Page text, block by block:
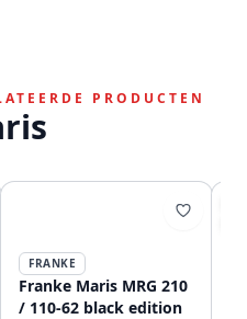
PRODUCTEN
FRANKE
Franke Maris MRG 210
/ 110-62 black edition